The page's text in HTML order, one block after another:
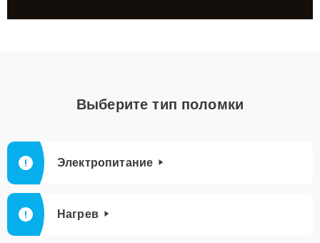
Выберите тип поломки
Электропитание
Нагрев